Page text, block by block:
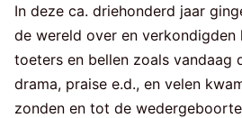
In deze ca. driehonderd jaar
de wereld over en verkondigden
toeters en bellen zoals vandaag
drama, praise e.d., en velen
zonden en tot de